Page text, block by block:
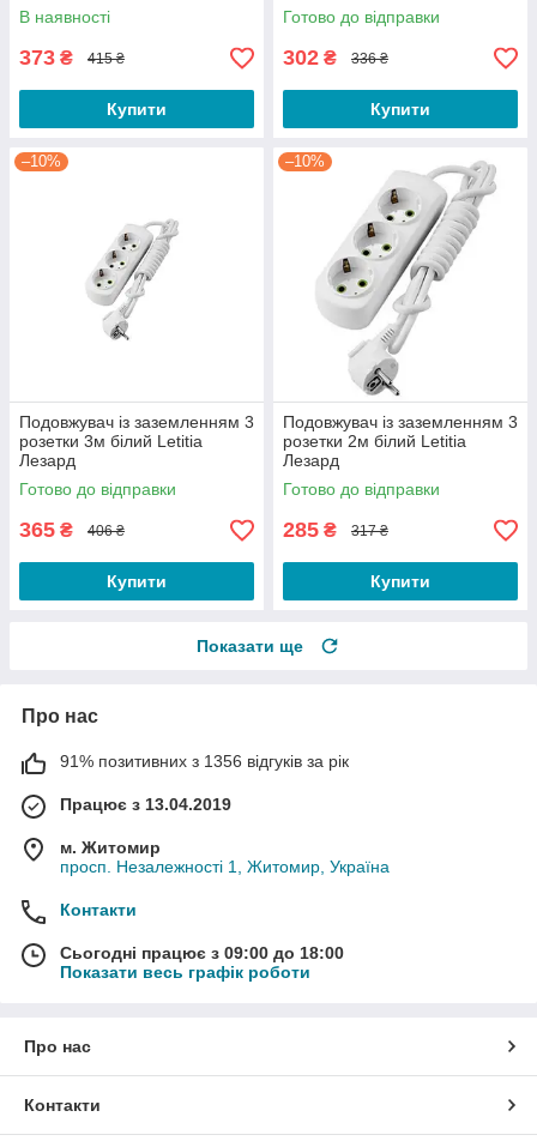
В наявності
373 ₴ 415 ₴
Купити
Готово до відправки
302 ₴ 336 ₴
Купити
–10%
Подовжувач із заземленням 3
розетки 3м білий Letitia
Лезард
Готово до відправки
365 ₴ 406 ₴
Купити
–10%
Подовжувач із заземленням 3
розетки 2м білий Letitia
Лезард
Готово до відправки
285 ₴ 317 ₴
Купити
Показати ще
Про нас
91% позитивних з 1356 відгуків за рік
Працює з 13.04.2019
м. Житомир
просп. Незалежності 1, Житомир, Україна
Контакти
Сьогодні працює з 09:00 до 18:00
Показати весь графік роботи
Про нас
Контакти